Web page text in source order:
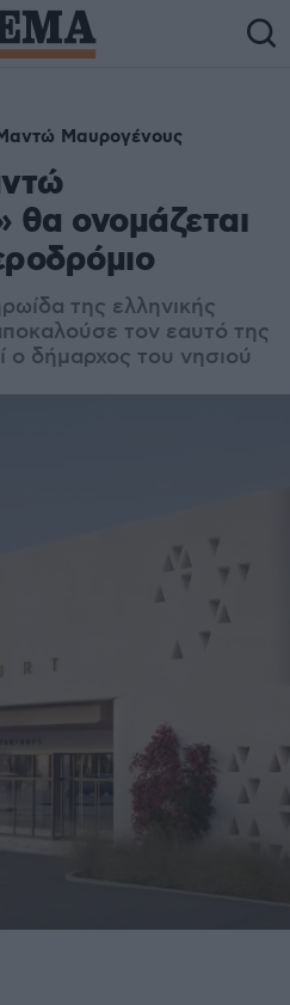
Μαυρογένους
ονομάζεται
της ελληνικής
τον εαυτό της
ο δήμαρχος του νησιού